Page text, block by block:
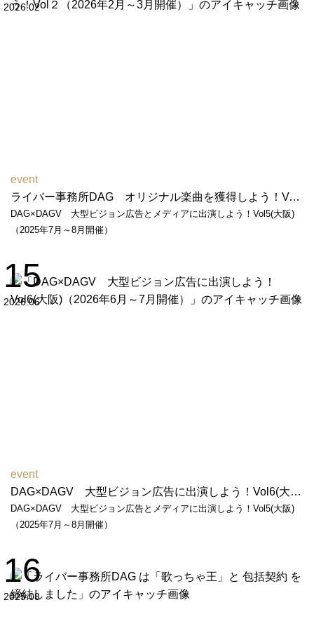
2026.02
event
ライバー事務所DAG オリジナル楽曲を獲得しよう！Vol２（2026年2月～3月開催）
DAG×DAGV 大型ビジョン広告とメディアに出演しよう！Vol5(大阪)
（2025年7月～8月開催）
15
2026.06
event
DAG×DAGV 大型ビジョン広告に出演しよう！Vol6(大阪)（2026年6月～7月開催）
DAG×DAGV 大型ビジョン広告とメディアに出演しよう！Vol5(大阪)
（2025年7月～8月開催）
16
2025.08